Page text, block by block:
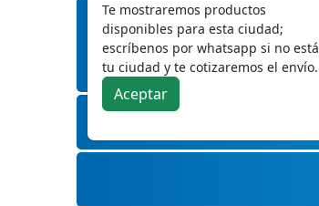
Te mostraremos productos
disponibles para esta ciudad;
escríbenos por whatsapp si no está
tu ciudad y te cotizaremos el envío.
Aceptar